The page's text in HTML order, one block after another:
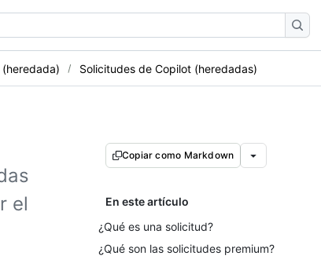
Solicitudes de Copilot (heredadas)
el
Copiar como Markdown
En este artículo
¿Qué es una solicitud?
¿Qué son las solicitudes premium?